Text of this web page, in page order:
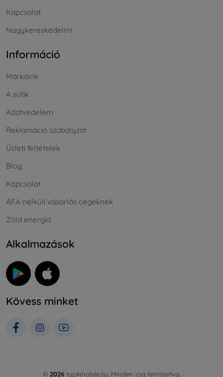
Kapcsolat
Nagykereskedelmi
Információ
Márkáink
A sütik
Adatvédelem
Reklamáció szabályzat
Üzleti feltételek
Blog
Kapcsolat
ÁFA nélküli vásárlás cégeknek
Zöld energia
Alkalmazások
Kövess minket
© 2026 top4mobile.hu. Minden jog fenntartva.